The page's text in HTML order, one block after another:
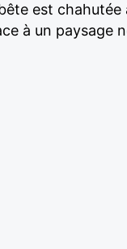
est chahutée
à un paysage